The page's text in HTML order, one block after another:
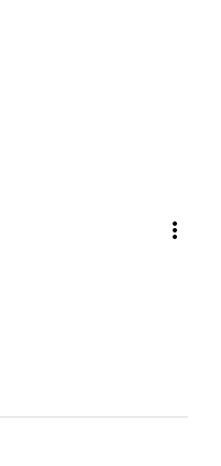
more_vert